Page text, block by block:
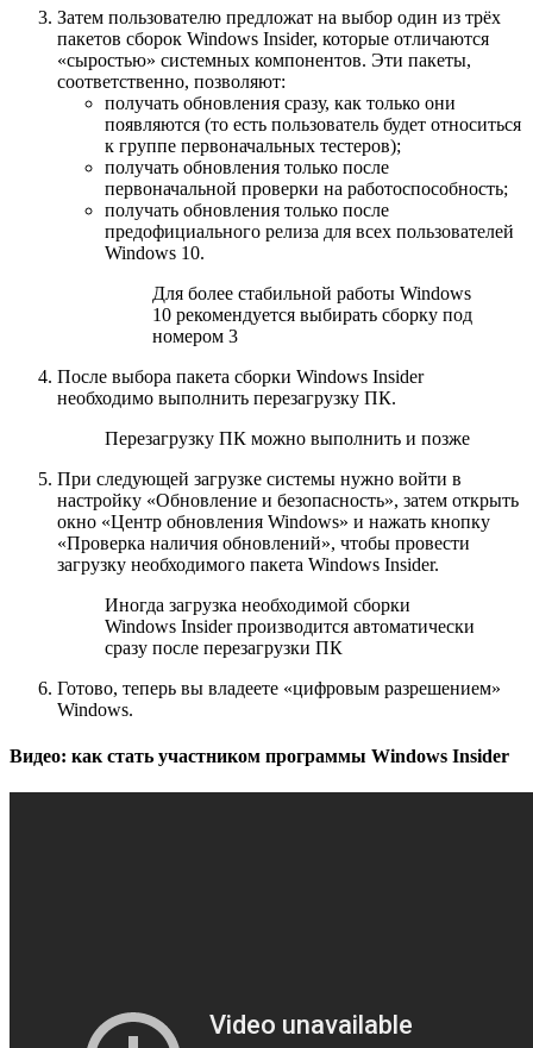
Затем пользователю предложат на выбор один из трёх
пакетов сборок Windows Insider, которые отличаются
«сыростью» системных компонентов. Эти пакеты,
соответственно, позволяют:
получать обновления сразу, как только они
появляются (то есть пользователь будет относиться
к группе первоначальных тестеров);
получать обновления только после
первоначальной проверки на работоспособность;
получать обновления только после
предофициального релиза для всех пользователей
Windows 10.
Для более стабильной работы Windows
10 рекомендуется выбирать сборку под
номером 3
После выбора пакета сборки Windows Insider
необходимо выполнить перезагрузку ПК.
Перезагрузку ПК можно выполнить и позже
При следующей загрузке системы нужно войти в
настройку «Обновление и безопасность», затем открыть
окно «Центр обновления Windows» и нажать кнопку
«Проверка наличия обновлений», чтобы провести
загрузку необходимого пакета Windows Insider.
Иногда загрузка необходимой сборки
Windows Insider производится автоматически
сразу после перезагрузки ПК
Готово, теперь вы владеете «цифровым разрешением»
Windows.
Видео: как стать участником программы Windows Insider